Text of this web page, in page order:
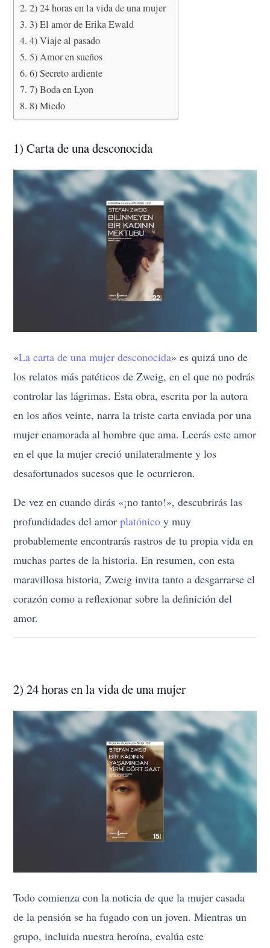
2) 24 horas en la vida de una mujer
3) El amor de Erika Ewald
4) Viaje al pasado
5) Amor en sueños
6) Secreto ardiente
7) Boda en Lyon
8) Miedo
1) Carta de una desconocida
«La carta de una mujer desconocida» es quizá uno de
los relatos más patéticos de Zweig, en el que no podrás
controlar las lágrimas. Esta obra, escrita por la autora
en los años veinte, narra la triste carta enviada por una
mujer enamorada al hombre que ama. Leerás este amor
en el que la mujer creció unilateralmente y los
desafortunados sucesos que le ocurrieron.
De vez en cuando dirás «¡no tanto!», descubrirás las
profundidades del amorplatónico y muy
probablemente encontrarás rastros de tu propia vida en
muchas partes de la historia. En resumen, con esta
maravillosa historia, Zweig invita tanto a desgarrarse el
corazón como a reflexionar sobre la definición del
amor.
2) 24 horas en la vida de una mujer
Todo comienza con la noticia de que la mujer casada
de la pensión se ha fugado con un joven. Mientras un
grupo, incluida nuestra heroína, evalúa este